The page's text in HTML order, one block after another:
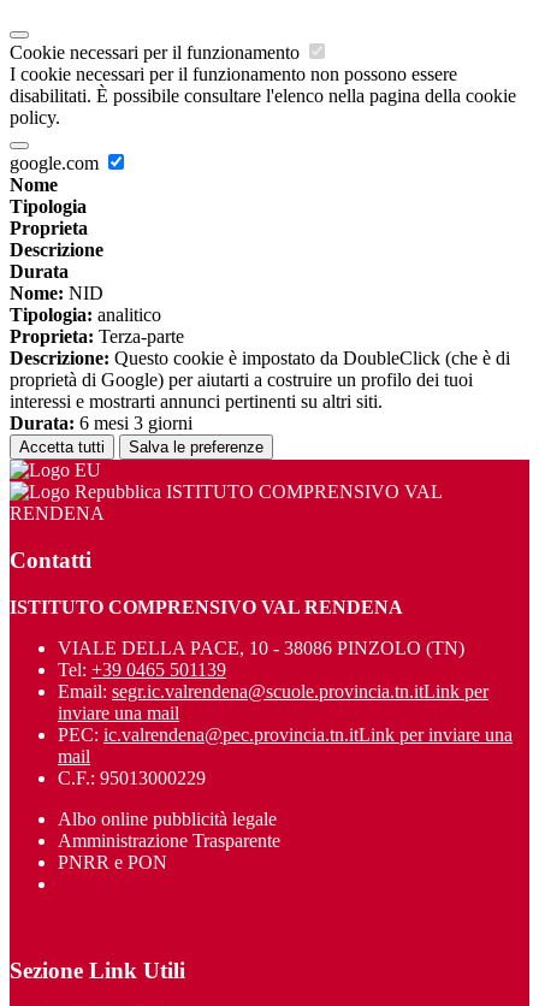
Cookie necessari per il funzionamento
I cookie necessari per il funzionamento non possono essere
disabilitati. È possibile consultare l'elenco nella pagina della cookie
policy.
google.com
Nome
Tipologia
Proprieta
Descrizione
Durata
Nome: NID
Tipologia: analitico
Proprieta: Terza-parte
Descrizione: Questo cookie è impostato da DoubleClick (che è di
proprietà di Google) per aiutarti a costruire un profilo dei tuoi
interessi e mostrarti annunci pertinenti su altri siti.
Durata: 6 mesi 3 giorni
Accetta tutti Salva le preferenze
ISTITUTO COMPRENSIVO VAL
RENDENA
Contatti
ISTITUTO COMPRENSIVO VAL RENDENA
VIALE DELLA PACE, 10 - 38086 PINZOLO (TN)
Tel: +39 0465 501139
Email: segr.ic.valrendena@scuole.provincia.tn.itLink per
inviare una mail
PEC: ic.valrendena@pec.provincia.tn.itLink per inviare una
mail
C.F.: 95013000229
Albo online pubblicità legale
Amministrazione Trasparente
PNRR e PON
Sezione Link Utili